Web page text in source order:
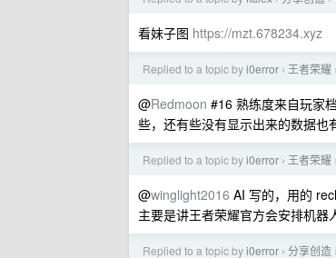
看妹子图 https://mzt.678234.xyz
Replied to a topic byi0error › 王者荣耀 ›
@Redmoon #16 熟练度来自玩家
些，还有些没有显示出来的数据也
Replied to a topic byi0error › 王者荣耀 ›
@winglight2016 AI 写的，用的
主要是讲王者荣耀官方会安排机器
Replied to a topic byi0error › 分享创造 ›